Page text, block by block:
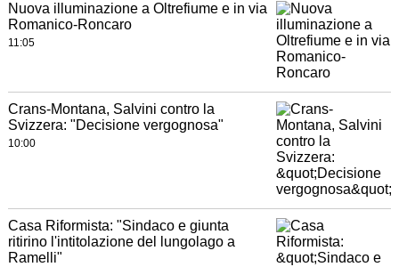
Nuova illuminazione a Oltrefiume e in via
Romanico-Roncaro
11:05
Crans-Montana, Salvini contro la
Svizzera: "Decisione vergognosa"
10:00
Casa Riformista: "Sindaco e giunta
ritirino l'intitolazione del lungolago a
Ramelli"